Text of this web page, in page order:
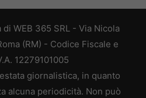
WEB 365 SRL - Via Nicola
(RM) - Codice Fiscale e
12279101005
giornalistica, in quanto
alcuna periodicità. Non può